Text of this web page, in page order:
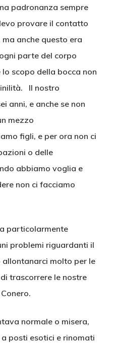
padronanza sempre
provare il contatto
anche questo era
parte del corpo
scopo della bocca non
Il nostro
anni, e anche se non
mezzo
figli, e per ora non ci
o delle
abbiamo voglia e
non ci facciamo
particolarmente
problemi riguardanti il
molto per le
trascorrere le nostre
normale o misera,
posti esotici e rinomati